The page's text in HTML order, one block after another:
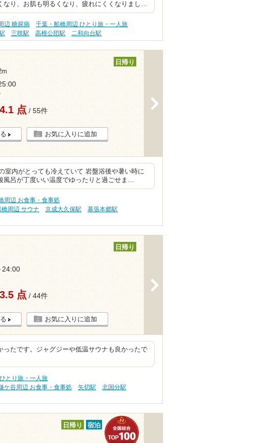
なり、お肌も明るくなり、疲れにくくなりまし…
辺 糖尿病
千葉・船橋周辺 ひとり旅・一人旅
三咲駅 高根公団駅 二和向台駅
日帰り
4.1 点 / 55件
お気に入りに追加
内がとっても冷えていて 岩盤浴後や暑い時に
呂が丁度いい温度でゆったりと過ごせま…
周辺 お食事・食事処
周辺 サウナ 京成大久保駅
幕張本郷駅
日帰り
24:00
3.5 点 / 44件
お気に入りに追加
たです。ジャグジーや低温サウナも良かったで
とり旅・一人旅
ケ谷周辺 お食事・食事処 矢切駅
北国分駅
日帰り 宿泊